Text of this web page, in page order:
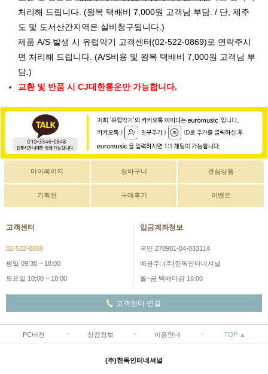
처리해 드립니다. (왕복 택배비 7,000원 고객님 부담. / 단, 제주
도 및 도서산간지역은 실비청구됩니다.)
제품 A/S 발생 시 유럽악기 고객센터(02-522-0869)로 연락주시
면 처리해 드립니다. (A/S비용 및 왕복 택배비 7,000원 고객님 부
담.)
교환 및 반품 시 CJ대한통운만 가능합니다.
마이페이지 장바구니 관심상품
기획전 구매후기 이벤트
고객센터
02-522-0869
평일 09:30 ~ 18:00
토요일 10:00 ~ 18:00
입금계좌정보
국민 270901-04-033114
예금주: (주)한독인터네셔널
월~금 택배마감 16:00
고객센터 연결
PC버전 상점정보 이용안내 TOP ▲
(주)한독인터네셔널